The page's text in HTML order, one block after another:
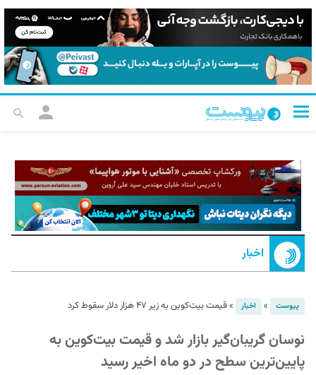
اخبار
پیوست » اخبار »قیمت بیت‌کوین به زیر ۴۷ هزار دلار سقوط کرد
نوسان گریبان‌گیر بازار شد و قیمت بیت‌کوین به
پایین‌ترین سطح در دو ماه اخیر رسید